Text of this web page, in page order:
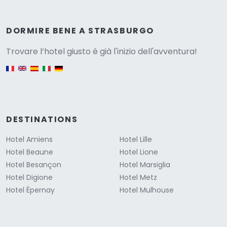
DORMIRE BENE A STRASBURGO
Trovare l’hotel giusto è già l'inizio dell'avventura!
English version
DESTINATIONS
Hotel Amiens
Hotel Beaune
Hotel Besançon
Hotel Digione
Hotel Épernay
Hotel Lille
Hotel Lione
Hotel Marsiglia
Hotel Metz
Hotel Mulhouse